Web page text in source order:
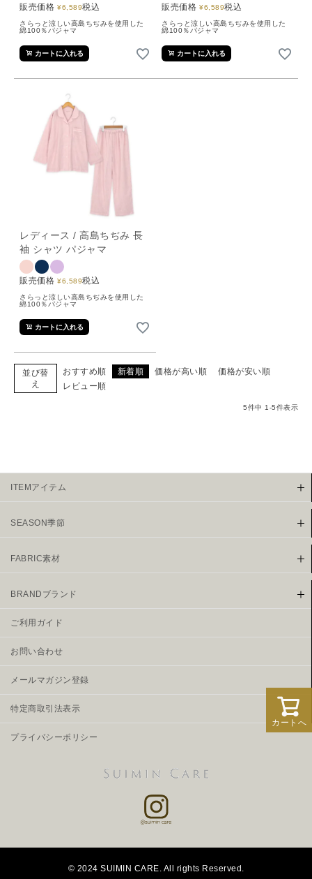
販売価格 ¥6,589税込
さらっと涼しい高島ちぢみを使用した
綿100％パジャマ
カートに入れる
販売価格 ¥6,589税込
さらっと涼しい高島ちぢみを使用した
綿100％パジャマ
カートに入れる
レディース / 高島ちぢみ 長
袖 シャツ パジャマ
販売価格 ¥6,589税込
さらっと涼しい高島ちぢみを使用した
綿100％パジャマ
カートに入れる
並び替
え
おすすめ順 新着順 価格が高い順
価格が安い順
レビュー順
5件中 1 -5件表示
カートへ
ITEMアイテム
SEASON季節
FABRIC素材
BRANDブランド
ご利用ガイド
お問い合わせ
メールマガジン登録
特定商取引法表示
プライバシーポリシー
© 2024 SUIMIN CARE. All rights Reserved.